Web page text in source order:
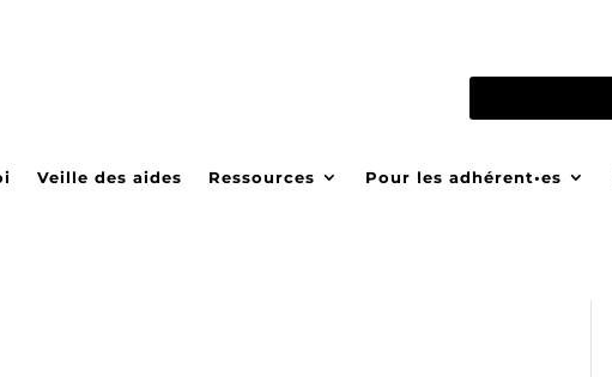
Veille des aides Ressources Pour les adhérent•es